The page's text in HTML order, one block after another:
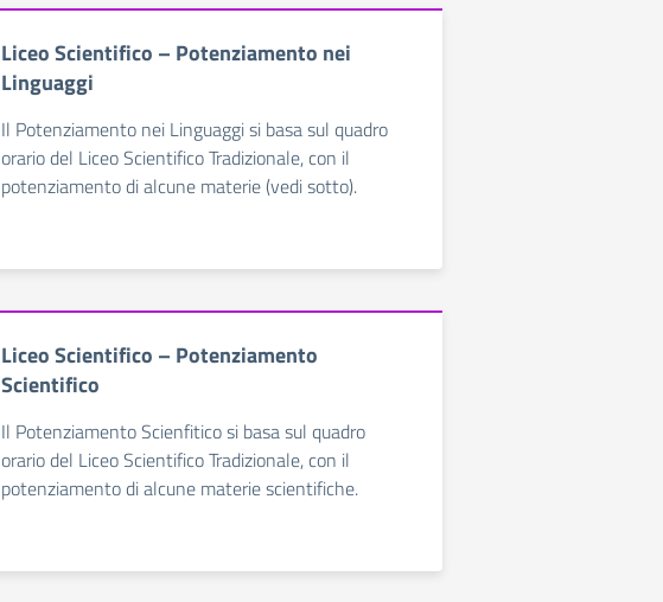
Liceo Scientifico – Potenziamento nei
Linguaggi
Il Potenziamento nei Linguaggi si basa sul quadro
orario del Liceo Scientifico Tradizionale, con il
potenziamento di alcune materie (vedi sotto).
Liceo Scientifico – Potenziamento
Scientifico
Il Potenziamento Scienfitico si basa sul quadro
orario del Liceo Scientifico Tradizionale, con il
potenziamento di alcune materie scientifiche.